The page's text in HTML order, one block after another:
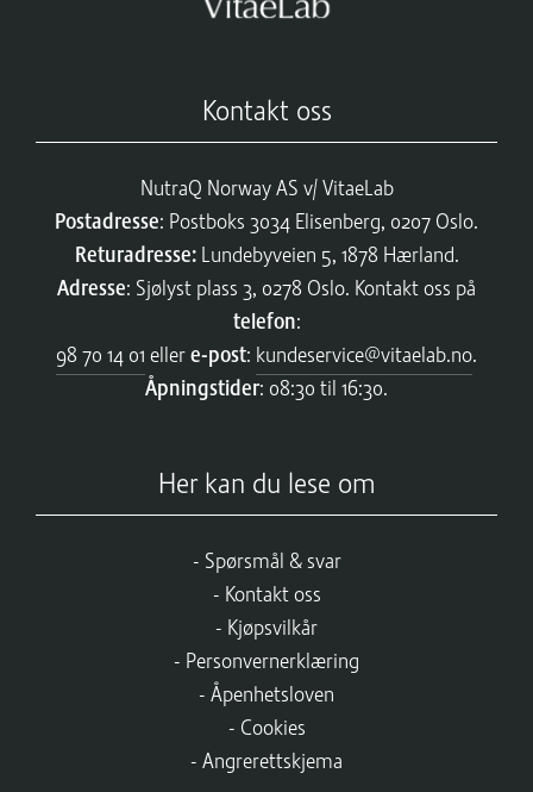
Kontakt oss
NutraQ Norway AS v/ VitaeLab
Postadresse: Postboks 3034 Elisenberg, 0207 Oslo.
Returadresse:Lundebyveien 5, 1878 Hærland.
Adresse: Sjølyst plass 3, 0278 Oslo. Kontakt oss på
telefon:
98 70 14 01 ellere-post: kundeservice@vitaelab.no.
Åpningstider: 08:30 til 16:30.
Her kan du lese om
Spørsmål & svar
Kontakt oss
Kjøpsvilkår
Personvernerklæring
Åpenhetsloven
Cookies
Angrerettskjema